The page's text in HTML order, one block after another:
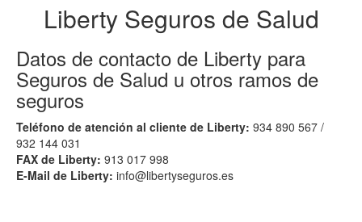
Liberty Seguros de Salud
Datos de contacto de Liberty para
Seguros de Salud u otros ramos de
seguros
Teléfono de atención al cliente de Liberty: 934 890 567 /
932 144 031
FAX de Liberty: 913 017 998
E-Mail de Liberty: info@libertyseguros.es